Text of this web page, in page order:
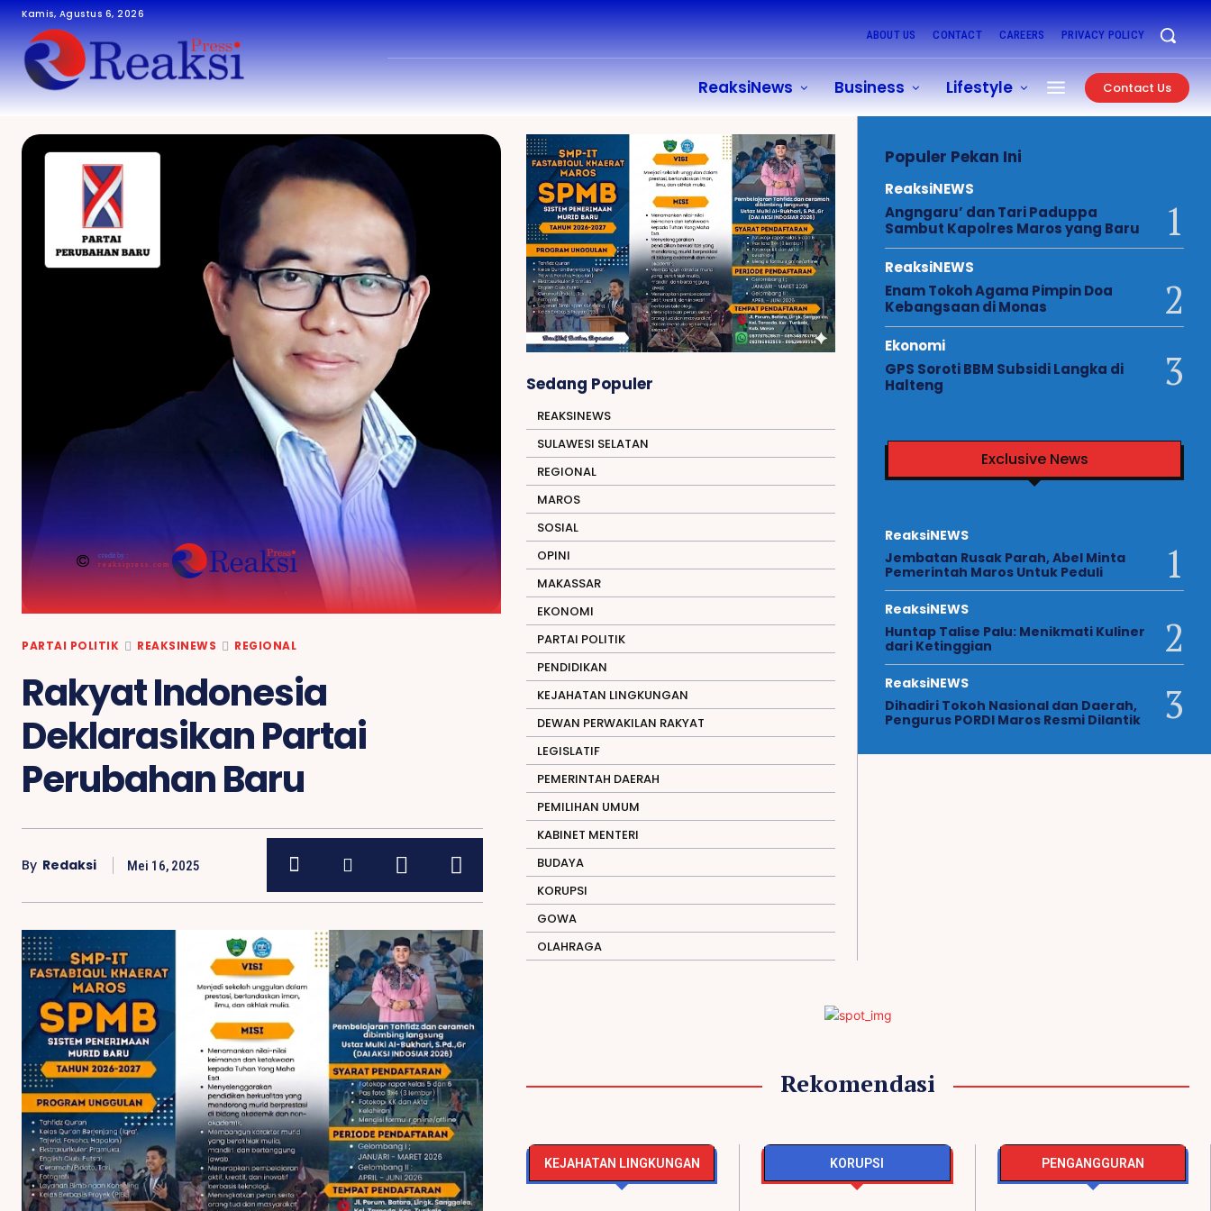
Kamis, Agustus 6, 2026
ABOUT US
CONTACT CAREERS PRIVACY POLICY
ReaksiNews Business Lifestyle Contact Us
credit by :
reaksipress.com
PARTAI POLITIK REAKSINEWS REGIONAL
Rakyat Indonesia
Deklarasikan Partai
Perubahan Baru
By Redaksi Mei 16, 2025
Sedang Populer
REAKSINEWS
SULAWESI SELATAN
REGIONAL
MAROS
SOSIAL
OPINI
MAKASSAR
EKONOMI
PARTAI POLITIK
PENDIDIKAN
KEJAHATAN LINGKUNGAN
DEWAN PERWAKILAN RAKYAT
LEGISLATIF
PEMERINTAH DAERAH
PEMILIHAN UMUM
KABINET MENTERI
BUDAYA
KORUPSI
GOWA
OLAHRAGA
Populer Pekan Ini
ReaksiNEWS
Angngaru’ dan Tari Paduppa
Sambut Kapolres Maros yang Baru
ReaksiNEWS
Enam Tokoh Agama Pimpin Doa
Kebangsaan di Monas
Ekonomi
GPS Soroti BBM Subsidi Langka di
Halteng
Exclusive News
ReaksiNEWS
Jembatan Rusak Parah, Abel Minta
Pemerintah Maros Untuk Peduli
ReaksiNEWS
Huntap Talise Palu: Menikmati Kuliner
dari Ketinggian
ReaksiNEWS
Dihadiri Tokoh Nasional dan Daerah,
Pengurus PORDI Maros Resmi Dilantik
Rekomendasi
KEJAHATAN LINGKUNGAN KORUPSI PENGANGGURAN